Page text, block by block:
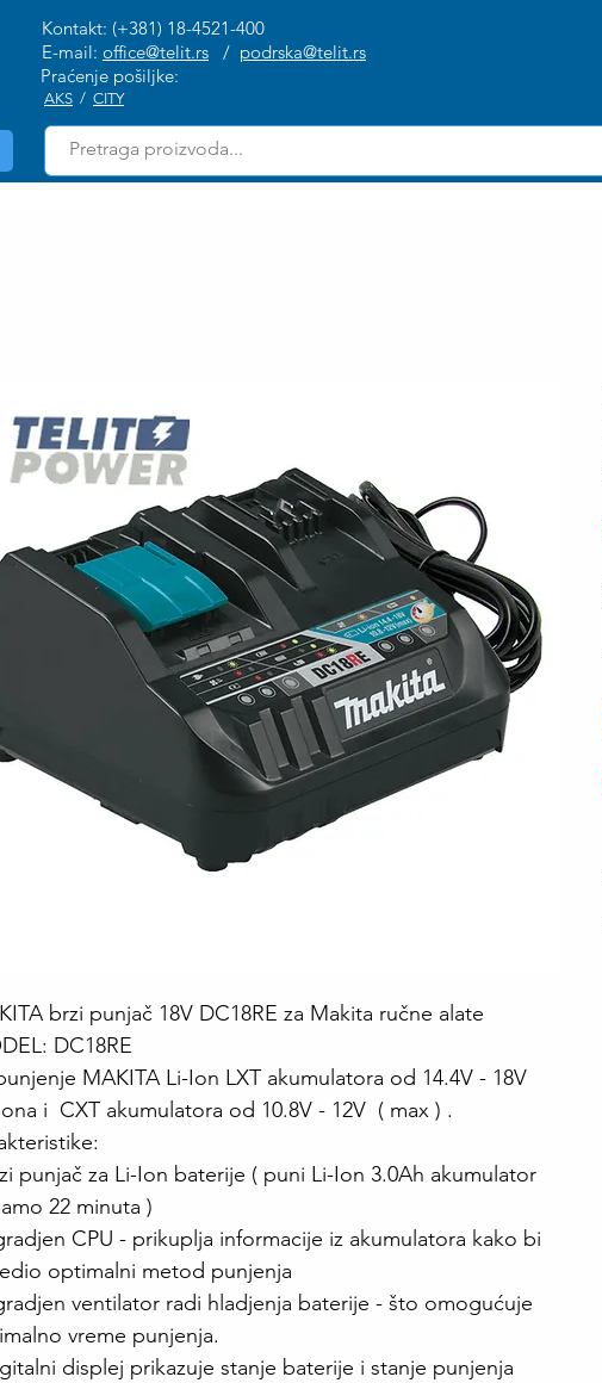
Kontakt: (+381) 18-4521-400
E-mail: office@telit.rs / podrska@telit.rs
Praćenje pošiljke:
AKS / CITY
brzi punjač 18V DC18RE za Makita ručne alate
DC18RE
MAKITA Li-Ion LXT akumulatora od 14.4V - 18V
i CXT akumulatora od 10.8V - 12V ( max ) .
punjač za Li-Ion baterije ( puni Li-Ion 3.0Ah akumulator
22 minuta )
CPU - prikuplja informacije iz akumulatora kako bi
optimalni metod punjenja
ventilator radi hladjenja baterije - što omogućuje
vreme punjenja.
displej prikazuje stanje baterije i stanje punjenja